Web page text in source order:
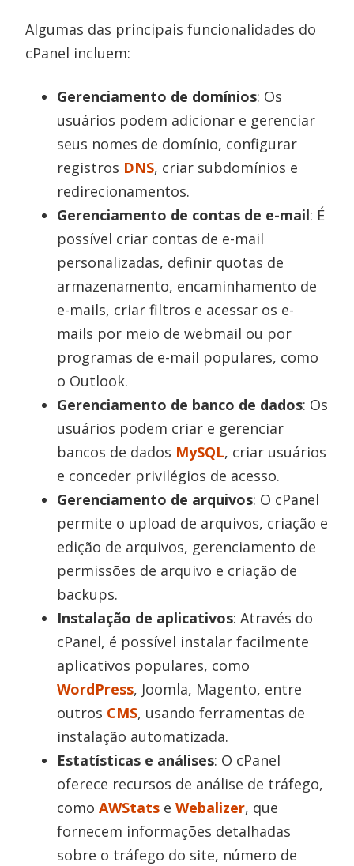
Algumas das principais funcionalidades do
cPanel incluem:
Gerenciamento de domínios: Os
usuários podem adicionar e gerenciar
seus nomes de domínio, configurar
registros DNS, criar subdomínios e
redirecionamentos.
Gerenciamento de contas de e-mail: É
possível criar contas de e-mail
personalizadas, definir quotas de
armazenamento, encaminhamento de
e-mails, criar filtros e acessar os e-
mails por meio de webmail ou por
programas de e-mail populares, como
o Outlook.
Gerenciamento de banco de dados: Os
usuários podem criar e gerenciar
bancos de dados MySQL, criar usuários
e conceder privilégios de acesso.
Gerenciamento de arquivos: O cPanel
permite o upload de arquivos, criação e
edição de arquivos, gerenciamento de
permissões de arquivo e criação de
backups.
Instalação de aplicativos: Através do
cPanel, é possível instalar facilmente
aplicativos populares, como
WordPress, Joomla, Magento, entre
outros CMS, usando ferramentas de
instalação automatizada.
Estatísticas e análises: O cPanel
oferece recursos de análise de tráfego,
comoAWStats eWebalizer, que
fornecem informações detalhadas
sobre o tráfego do site, número de